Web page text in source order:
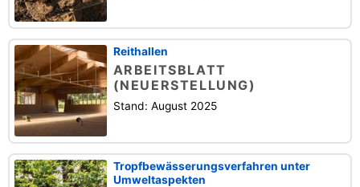
Reithallen
ARBEITSBLATT
(NEUERSTELLUNG)
Stand: August 2025
Tropfbewässerungsverfahren unter
Umweltaspekten